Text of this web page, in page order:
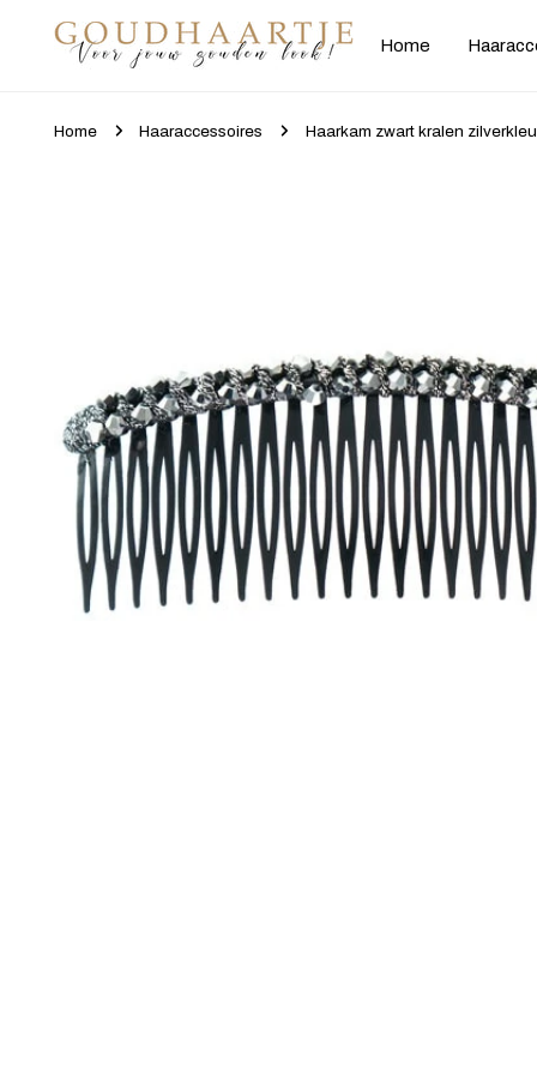
naar artikel
Home
Home Haaraccessoires Haarkam zwart kralen